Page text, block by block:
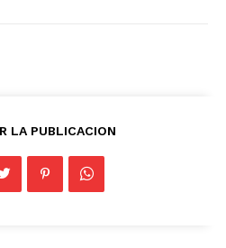
LA PUBLICACION